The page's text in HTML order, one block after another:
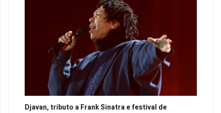
Djavan, tributo a Frank Sinatra e festival de